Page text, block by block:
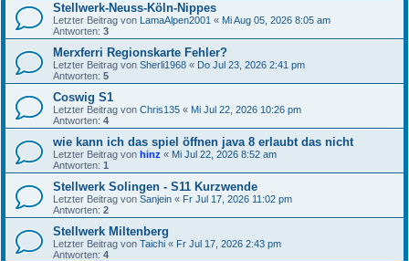
Stellwerk-Neuss-Köln-Nippes
Letzter Beitrag von LamaAlpen2001 « Mi Aug 05, 2026 8:05 am
Antworten: 3
Merxferri Regionskarte Fehler?
Letzter Beitrag von Sherli1968 « Do Jul 23, 2026 2:41 pm
Antworten: 5
Coswig S1
Letzter Beitrag von Chris135 « Mi Jul 22, 2026 10:26 pm
Antworten: 4
wie kann ich das spiel öffnen java 8 erlaubt das nicht
Letzter Beitrag von hinz « Mi Jul 22, 2026 8:52 am
Antworten: 1
Stellwerk Solingen - S11 Kurzwende
Letzter Beitrag von Sanjein « Fr Jul 17, 2026 11:02 pm
Antworten: 2
Stellwerk Miltenberg
Letzter Beitrag von Taichi « Fr Jul 17, 2026 2:43 pm
Antworten: 4